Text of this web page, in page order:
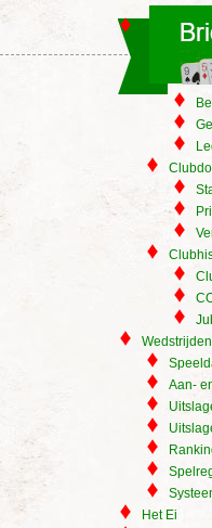
Wedstrijden
Aan-
Het Ei